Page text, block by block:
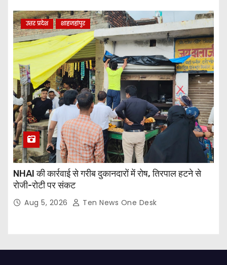
उत्तर प्रदेश शाहजहांपुर
NHAI की कार्रवाई से गरीब दुकानदारों में रोष, तिरपाल हटने से
रोजी-रोटी पर संकट
Aug 5, 2026 Ten News One Desk